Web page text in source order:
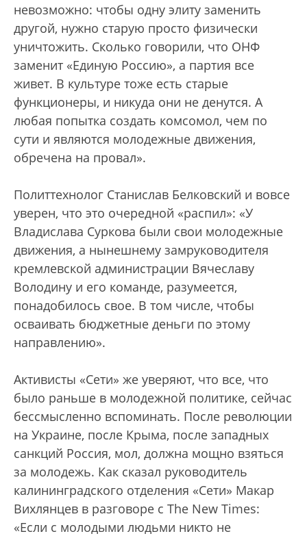
невозможно: чтобы одну элиту заменить
другой, нужно старую просто физически
уничтожить. Сколько говорили, что ОНФ
заменит «Единую Россию», а партия все
живет. В культуре тоже есть старые
функционеры, и никуда они не денутся. А
любая попытка создать комсомол, чем по
сути и являются молодежные движения,
обречена на провал».
Политтехнолог Станислав Белковский и вовсе
уверен, что это очередной «распил»: «У
Владислава Суркова были свои молодежные
движения, а нынешнему замруководителя
кремлевской администрации Вячеславу
Володину и его команде, разумеется,
понадобилось свое. В том числе, чтобы
осваивать бюджетные деньги по этому
направлению».
Активисты «Сети» же уверяют, что все, что
было раньше в молодежной политике, сейчас
бессмысленно вспоминать. После революции
на Украине, после Крыма, после западных
санкций Россия, мол, должна мощно взяться
за молодежь. Как сказал руководитель
калининградского отделения «Сети» Макар
Вихлянцев в разговоре с The New Times:
«Если с молодыми людьми никто не